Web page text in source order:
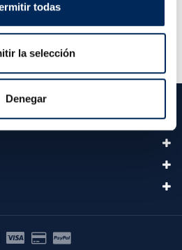
todas
la selección
Denegar
1-3 de 3 artículo(s)